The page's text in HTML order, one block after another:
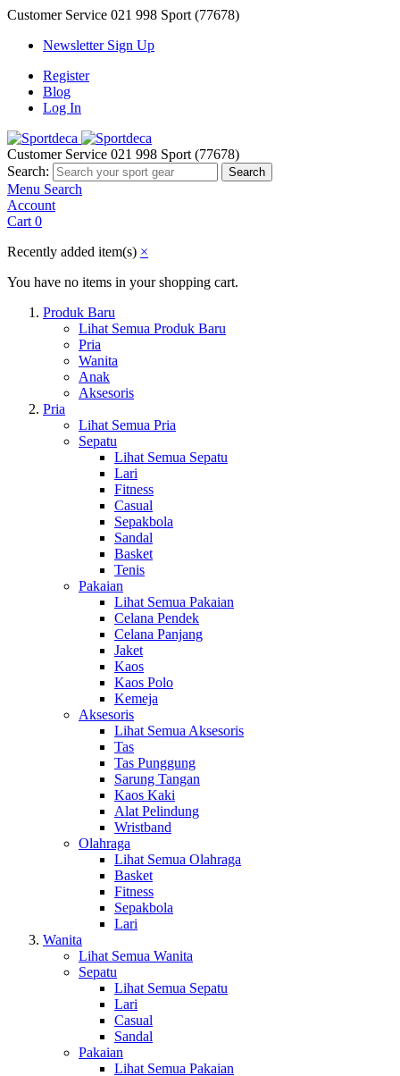
Customer Service 021 998 Sport (77678)
Newsletter Sign Up
Register
Blog
Log In
Customer Service 021 998 Sport (77678)
Search:
Search
Menu Search
Account
Cart 0
Recently added item(s) ×
You have no items in your shopping cart.
Produk Baru
Lihat Semua Produk Baru
Pria
Wanita
Anak
Aksesoris
Pria
Lihat Semua Pria
Sepatu
Lihat Semua Sepatu
Lari
Fitness
Casual
Sepakbola
Sandal
Basket
Tenis
Pakaian
Lihat Semua Pakaian
Celana Pendek
Celana Panjang
Jaket
Kaos
Kaos Polo
Kemeja
Aksesoris
Lihat Semua Aksesoris
Tas
Tas Punggung
Sarung Tangan
Kaos Kaki
Alat Pelindung
Wristband
Olahraga
Lihat Semua Olahraga
Basket
Fitness
Sepakbola
Lari
Wanita
Lihat Semua Wanita
Sepatu
Lihat Semua Sepatu
Lari
Casual
Sandal
Pakaian
Lihat Semua Pakaian